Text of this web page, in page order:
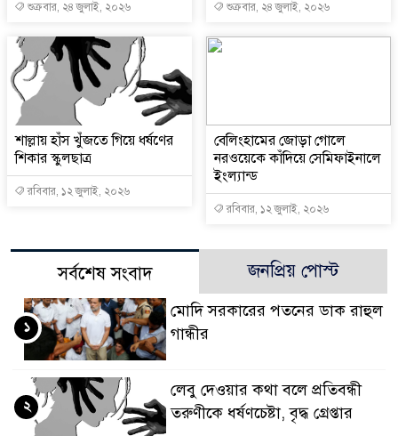
শুক্রবার, ২৪ জুলাই, ২০২৬ শুক্রবার, ২৪ জুলাই, ২০২৬
শাল্লায় হাঁস খুঁজতে গিয়ে ধর্ষণের
শিকার স্কুলছাত্র
রবিবার, ১২ জুলাই, ২০২৬
বেলিংহামের জোড়া গোলে
নরওয়েকে কাঁদিয়ে সেমিফাইনালে
ইংল্যান্ড
রবিবার, ১২ জুলাই, ২০২৬
সর্বশেষ সংবাদ জনপ্রিয় পোস্ট
মোদি সরকারের পতনের ডাক রাহুল
গান্ধীর
১
লেবু দেওয়ার কথা বলে প্রতিবন্ধী
তরুণীকে ধর্ষণচেষ্টা, বৃদ্ধ গ্রেপ্তার
২